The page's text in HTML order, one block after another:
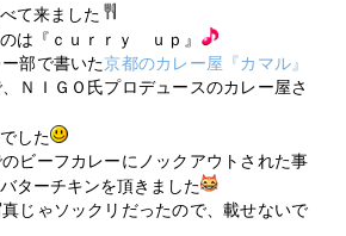
て来ました
は『ｃｕｒｒｙ ｕｐ』
部で書いた京都のカレー屋『カマル』
ＮＩＧＯ氏プロデュースのカレー屋さ
した
ビーフカレーにノックアウトされた事
ターチキンを頂きました
じゃソックリだったので、載せないで